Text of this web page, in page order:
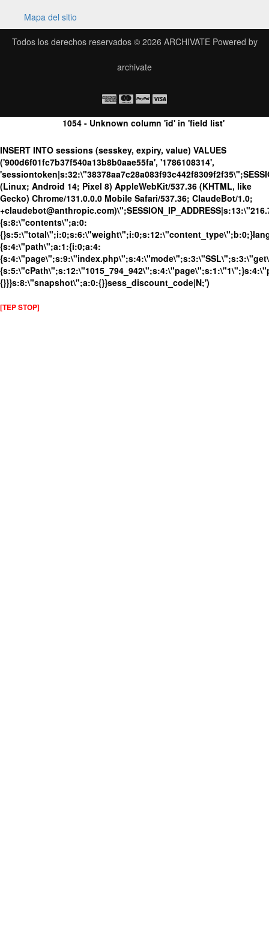
Mapa del sitio
Todos los derechos reservados © 2026 ARCHIVATEPowered by
archivate
1054 - Unknown column 'id' in 'field list'
INSERT INTO sessions (sesskey, expiry, value) VALUES
('900d6f01fc7b37f540a13b8b0aae55fa', '1786108314',
(Linux; Android 14; Pixel 8) AppleWebKit/537.36 (KHTML, like
Gecko) Chrome/131.0.0.0 Mobile Safari/537.36; ClaudeBot/1.0;
{s:8:\"contents\";a:0:
{s:4:\"path\";a:1:{i:0;a:4:
{}}}s:8:\"snapshot\";a:0:{}}sess_discount_code|N;')
[TEP STOP]